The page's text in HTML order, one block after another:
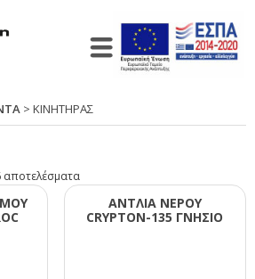
> ΚΙΝΗΤΗΡΑΣ
αποτελέσματα
ΑΝΤΛΙΑ ΝΕΡΟΥ
CRΥΡΤΟΝ-135 ΓΝΗΣΙΟ